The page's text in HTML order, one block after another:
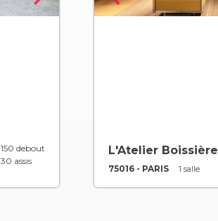
150 debout
30 assis
L'Atelier Boissière
75016 - PARIS 1 salle